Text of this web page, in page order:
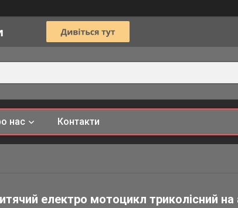
нас Контакти
електро мотоцикл триколісний на